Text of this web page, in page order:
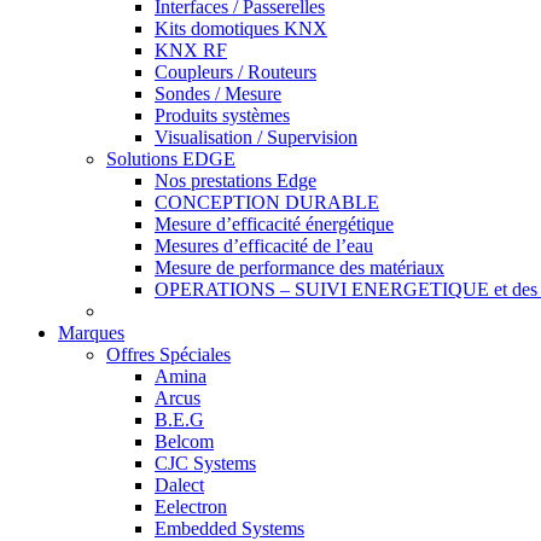
Interfaces / Passerelles
Kits domotiques KNX
KNX RF
Coupleurs / Routeurs
Sondes / Mesure
Produits systèmes
Visualisation / Supervision
Solutions EDGE
Nos prestations Edge
CONCEPTION DURABLE
Mesure d’efficacité énergétique
Mesures d’efficacité de l’eau
Mesure de performance des matériaux
OPERATIONS – SUIVI ENERGETIQUE et des
Marques
Offres Spéciales
Amina
Arcus
B.E.G
Belcom
CJC Systems
Dalect
Eelectron
Embedded Systems